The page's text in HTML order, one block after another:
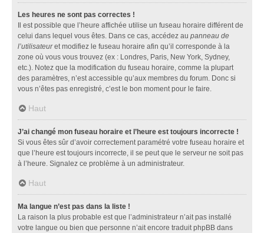
Les heures ne sont pas correctes !
Il est possible que l’heure affichée utilise un fuseau horaire différent de
celui dans lequel vous êtes. Dans ce cas, accédez au panneau de
l’utilisateuret modifiez le fuseau horaire afin qu’il corresponde à la
zone où vous vous trouvez (ex : Londres, Paris, New York, Sydney,
etc.). Notez que la modification du fuseau horaire, comme la plupart
des paramètres, n’est accessible qu’aux membres du forum. Donc si
vous n’êtes pas enregistré, c’est le bon moment pour le faire.
Haut
J’ai changé mon fuseau horaire et l’heure est toujours incorrecte !
Si vous êtes sûr d’avoir correctement paramétré votre fuseau horaire et
que l’heure est toujours incorrecte, il se peut que le serveur ne soit pas
à l’heure. Signalez ce problème à un administrateur.
Haut
Ma langue n’est pas dans la liste !
La raison la plus probable est que l’administrateur n’ait pas installé
votre langue ou bien que personne n’ait encore traduit phpBB dans